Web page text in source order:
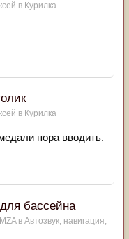
в Курилка
в Курилка
пора вводить.
бассейна
в Автозвук, навигация,